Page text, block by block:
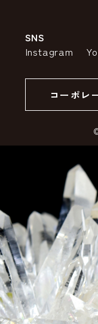
特定商取引法の表示
SSLサーバー証
SNS
Instagram
コーポレ